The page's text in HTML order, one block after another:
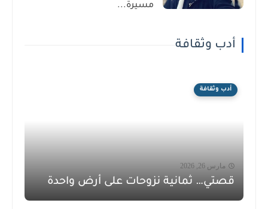
مسيرة...
أدب وثقافة
أدب وثقافة
مارس 26, 2026
قصتي… ثمانية نزوحات على أرض واحدة